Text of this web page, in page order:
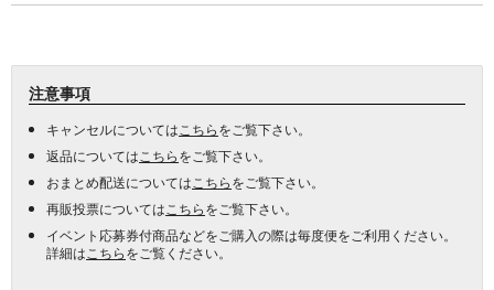
注意事項
キャンセルについては こちらをご覧下さい。
返品については こちらをご覧下さい。
おまとめ配送については こちらをご覧下さい。
再販投票については こちらをご覧下さい。
イベント応募券付商品などをご購入の際は毎度便をご利用ください。
詳細は こちらをご覧ください。